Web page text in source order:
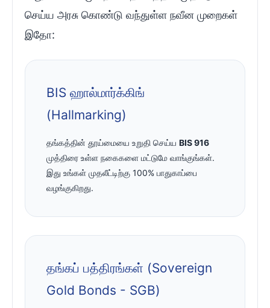
செய்ய அரசு கொண்டு வந்துள்ள நவீன முறைகள்
இதோ:
BIS ஹால்மார்க்கிங்
(Hallmarking)
தங்கத்தின் தூய்மையை உறுதி செய்ய BIS 916
முத்திரை உள்ள நகைகளை மட்டுமே வாங்குங்கள்.
இது உங்கள் முதலீட்டிற்கு 100% பாதுகாப்பை
வழங்குகிறது.
தங்கப் பத்திரங்கள் (Sovereign
Gold Bonds - SGB)